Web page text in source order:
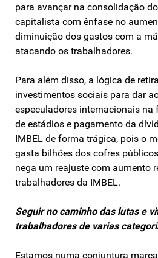
para avançar na consolidação
capitalista com ênfase no
diminuição dos gastos com a
atacando os trabalhadores.
Para além disso, a lógica de
investimentos sociais para dar
especuladores internacionais na
de estádios e pagamento da
IMBEL de forma trágica, pois o
gasta bilhões dos cofres
nega um reajuste com aumento
trabalhadores da IMBEL.
Seguir no caminho das lutas e
trabalhadores de varias
Estamos numa conjuntura